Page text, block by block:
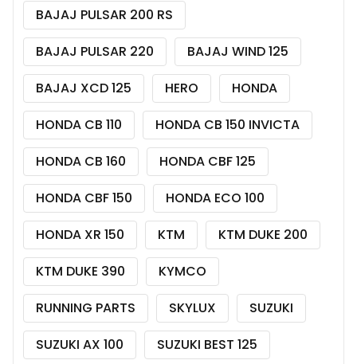
BAJAJ PULSAR 200 RS
BAJAJ PULSAR 220
BAJAJ WIND 125
BAJAJ XCD 125
HERO
HONDA
HONDA CB 110
HONDA CB 150 INVICTA
HONDA CB 160
HONDA CBF 125
HONDA CBF 150
HONDA ECO 100
HONDA XR 150
KTM
KTM DUKE 200
KTM DUKE 390
KYMCO
RUNNING PARTS
SKYLUX
SUZUKI
SUZUKI AX 100
SUZUKI BEST 125